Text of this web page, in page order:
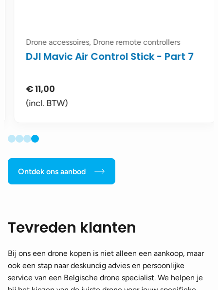
Drone accessoires, Drone remote controllers
DJI Mavic Air Control Stick - Part 7
€11,00
(incl. BTW)
Ontdek ons aanbod
Tevreden klanten
Bij ons een drone kopen is niet alleen een aankoop, maar
ook een stap naar deskundig advies en persoonlijke
service van een Belgische drone specialist. We helpen je